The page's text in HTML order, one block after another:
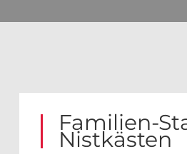
Familien-
Nistkästen